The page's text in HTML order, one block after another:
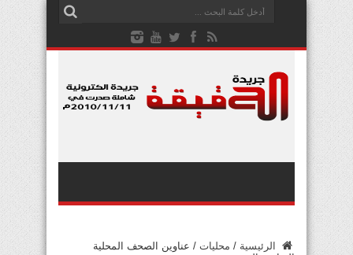
الرئيسية / محليات / عناوين الصحف المحلية